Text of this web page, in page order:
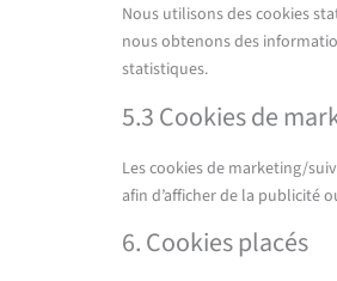
Nous utilisons des cookies
nous obtenons des
statistiques.
5.3 Cookies de
Les cookies de marketing/
afin d’afficher de la publicité
6. Cookies placés